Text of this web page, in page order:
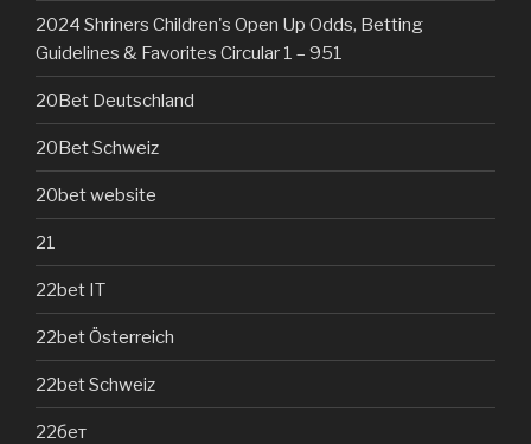
2024 Shriners Children's Open Up Odds, Betting
Guidelines & Favorites Circular 1 – 951
20Bet Deutschland
20Bet Schweiz
20bet website
21
22bet IT
22bet Österreich
22bet Schweiz
22бет